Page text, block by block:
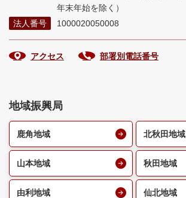
年末年始を除く）
法人番号
1000020050008
アクセス 部署別電話番号
地域振興局
鹿角地域 北秋田地域
山本地域 秋田地域
由利地域 仙北地域